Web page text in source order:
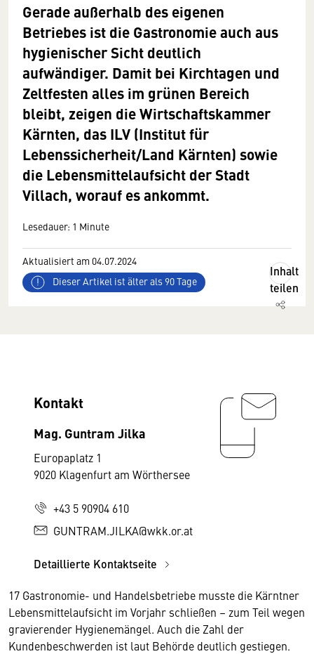
Gerade außerhalb des eigenen
Betriebes ist die Gastronomie auch aus
hygienischer Sicht deutlich
aufwändiger. Damit bei Kirchtagen und
Zeltfesten alles im grünen Bereich
bleibt, zeigen die Wirtschaftskammer
Kärnten, das ILV (Institut für
Lebenssicherheit/Land Kärnten) sowie
die Lebensmittelaufsicht der Stadt
Villach, worauf es ankommt.
Lesedauer: 1 Minute
Aktualisiert am 04.07.2024
Dieser Artikel ist älter als 90 Tage
Inhalt
teilen
Kontakt
Mag. Guntram Jilka
Europaplatz 1
9020 Klagenfurt am Wörthersee
+43 5 90904 610
GUNTRAM.JILKA@wkk.or.at
Detaillierte Kontaktseite
17 Gastronomie- und Handelsbetriebe musste die Kärntner
Lebensmittelaufsicht im Vorjahr schließen – zum Teil wegen
gravierender Hygienemängel. Auch die Zahl der
Kundenbeschwerden ist laut Behörde deutlich gestiegen.